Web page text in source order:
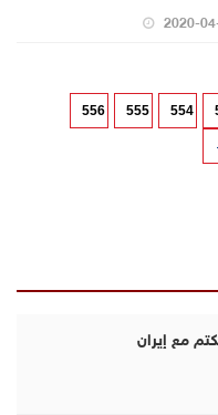
2020-
554
555
556
مع إيران